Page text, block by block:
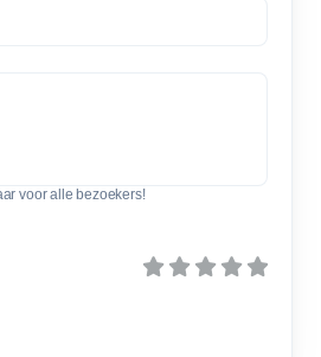
voor alle bezoekers!